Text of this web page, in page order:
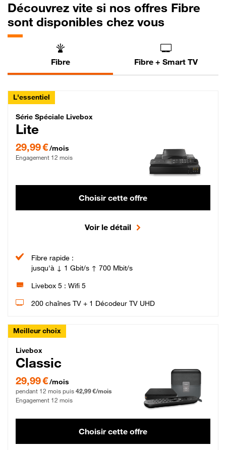
Découvrez vite si nos offres Fibre
sont disponibles chez vous
Fibre Fibre + Smart TV
L'essentiel
Série Spéciale Livebox Lite Fibre
Série Spéciale Livebox
Lite
29,99 €/mois
Engagement 12 mois
Choisir cette offre
Voir le détail
Fibre rapide :
jusqu'à ↓ 1 Gbit/s ↑ 700 Mbit/s
Livebox 5 : Wifi 5
200 chaînes TV + 1 Décodeur TV UHD
Meilleur choix
Livebox Classic Fibre
Livebox
Classic
29,99 € par mois pendant 12 mois puis 42,99 € par mois, Engagement 12 mois
29,99 €/mois
pendant 12 mois puis 42,99 €/mois
Engagement 12 mois
Choisir cette offre